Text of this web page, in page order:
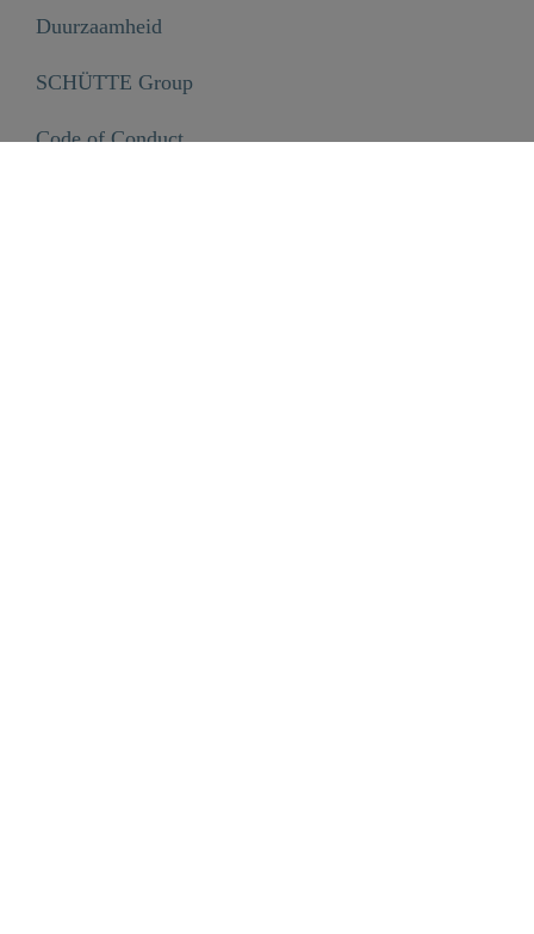
Duurzaamheid
SCHÜTTE Group
Code of Conduct